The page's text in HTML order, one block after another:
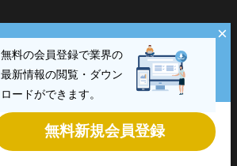
×
無料の会員登録で業界の
最新情報の閲覧・ダウン
ロードができます。
無料新規会員登録